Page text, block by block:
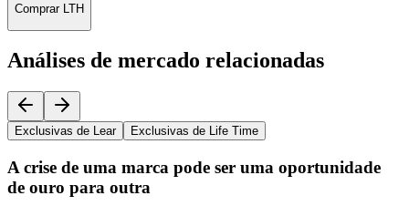
Comprar LTH
Análises de mercado relacionadas
Exclusivas de Lear Exclusivas de Life Time
A crise de uma marca pode ser uma oportunidade
de ouro para outra